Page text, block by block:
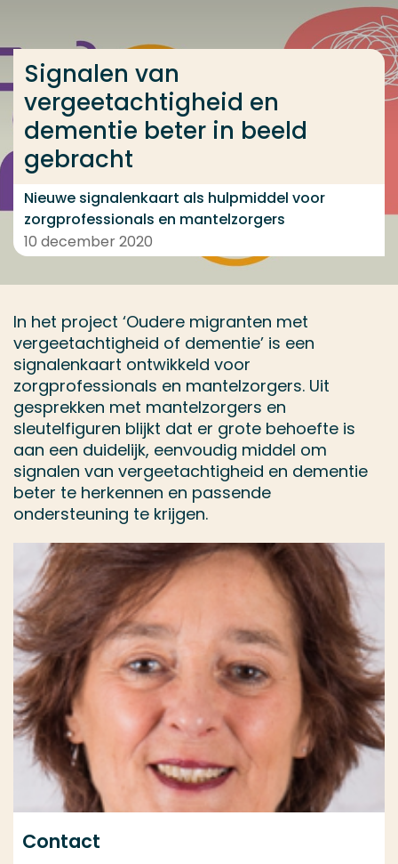
... > Signalen van vergeetachtigheid en dementie
Signalen van
vergeetachtigheid en
dementie beter in beeld
gebracht
Nieuwe signalenkaart als hulpmiddel voor
zorgprofessionals en mantelzorgers
10 december 2020
In het project ‘Oudere migranten met
vergeetachtigheid of dementie’ is een
signalenkaart ontwikkeld voor
zorgprofessionals en mantelzorgers. Uit
gesprekken met mantelzorgers en
sleutelfiguren blijkt dat er grote behoefte is
aan een duidelijk, eenvoudig middel om
signalen van vergeetachtigheid en dementie
beter te herkennen en passende
ondersteuning te krijgen.
Contact
Veel gezocht
Opleiding
Contact